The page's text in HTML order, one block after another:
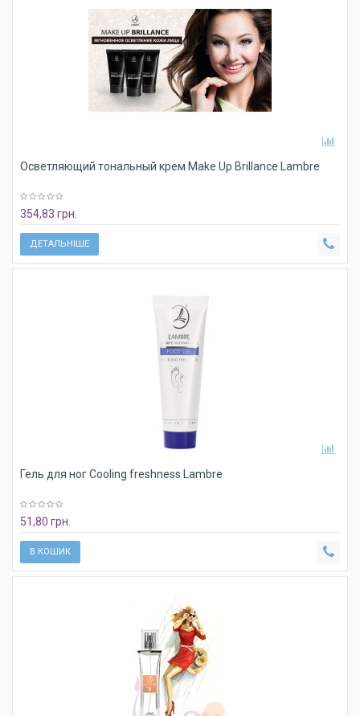
Осветляющий тональный крем Make Up Brillance Lambre
354,83 грн.
ДЕТАЛЬНІШЕ
Гель для ног Cooling freshness Lambre
51,80 грн.
В КОШИК